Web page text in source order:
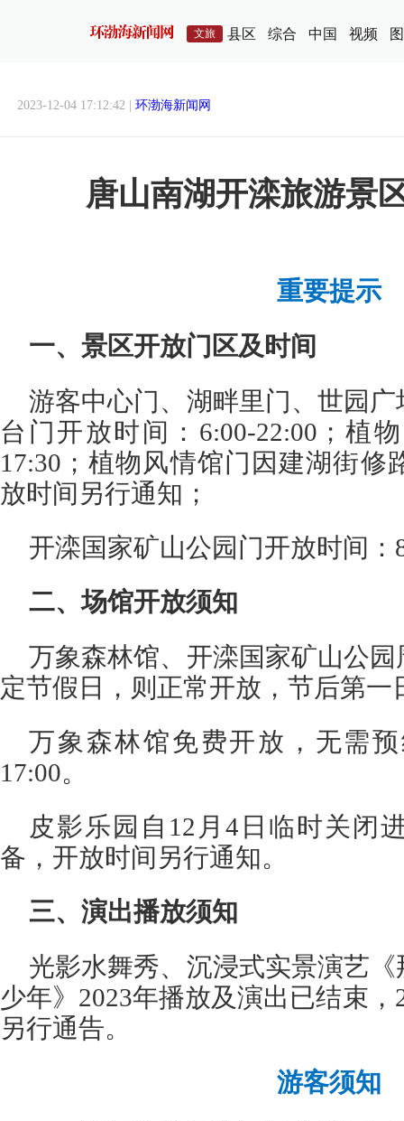
文旅 县区 综合 中国 视频
2023-12-04 17:12:42 | 环渤海新闻网
唐山南湖开滦旅游景
重要提示
一、景区开放门区及时间
游客中心门、湖畔里门、世园
台门开放时间：6:00-22:00；植
17:30；植物风情馆门因建湖街修
放时间另行通知；
开滦国家矿山公园门开放时间：
二、场馆开放须知
万象森林馆、开滦国家矿山公
定节假日，则正常开放，节后第一
万象森林馆免费开放，无需
17:00。
皮影乐园自12月4日临时关闭
备，开放时间另行通知。
三、演出播放须知
光影水舞秀、沉浸式实景演艺
少年》2023年播放及演出已结束
另行通告。
游客须知